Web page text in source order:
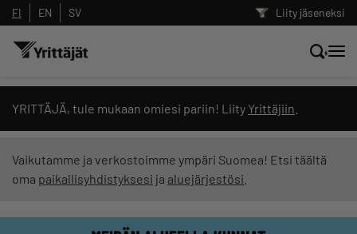
Liity jäseneksi
FI EN SV
YRITTÄJÄ, tule mukaan omiesi pariin! Liity Yrittäjiin
Vaikutamme ja verkostoimme ympäri Suomea! Etsi täältä
oma paikallisyhdistyksesi ja aluejärjestösi
Hae sivustolta tai kysy suoraan
Yrittäjien tekoälyltä